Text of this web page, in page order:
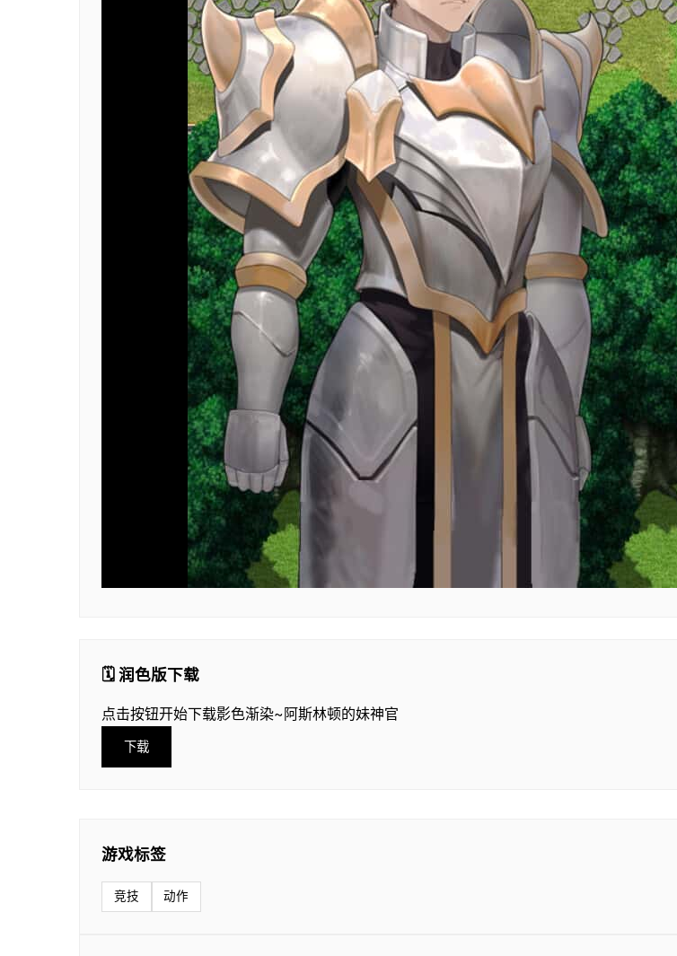
🗓️ 润色版下载
点击按钮开始下载影色渐染~阿斯林顿的妹神官
下载
游戏标签
竞技 动作